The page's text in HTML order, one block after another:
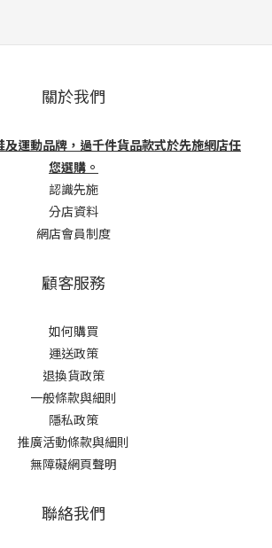
關於我們
及運動品牌，過千件貨品款式於先施網店任
您選購。
認識先施
分店資料
網店會員制度
顧客服務
如何購買
運送政策
退換貨政策
一般條款與細則
隱私政策
推廣活動條款與細則
無障礙網頁聲明
聯絡我們